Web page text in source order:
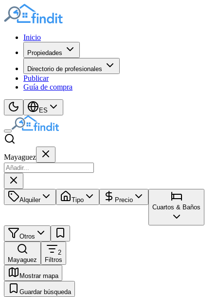
Inicio
Propiedades
Directorio de profesionales
Publicar
Guía de compra
ES
Mayaguez
Alquiler Tipo
Precio
Cuartos & Baños
Otros
Mayaguez
2
Filtros
Mostrar mapa
Guardar búsqueda